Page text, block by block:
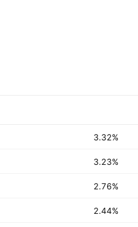
3.32%
3.23%
2.76%
2.44%